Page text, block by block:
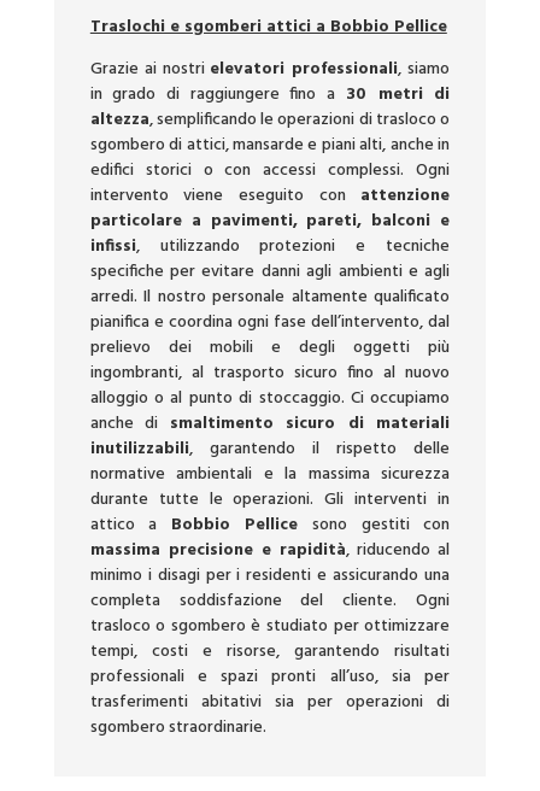
Traslochi e sgomberi attici a Bobbio Pellice
Grazie ai nostri elevatori professionali, siamo
in grado di raggiungere fino a 30 metri di
altezza, semplificando le operazioni di trasloco o
sgombero di attici, mansarde e piani alti, anche in
edifici storici o con accessi complessi. Ogni
intervento viene eseguito con attenzione
particolare a pavimenti, pareti, balconi e
infissi, utilizzando protezioni e tecniche
specifiche per evitare danni agli ambienti e agli
arredi. Il nostro personale altamente qualificato
pianifica e coordina ogni fase dell’intervento, dal
prelievo dei mobili e degli oggetti più
ingombranti, al trasporto sicuro fino al nuovo
alloggio o al punto di stoccaggio. Ci occupiamo
anche di smaltimento sicuro di materiali
inutilizzabili, garantendo il rispetto delle
normative ambientali e la massima sicurezza
durante tutte le operazioni. Gli interventi in
attico a Bobbio Pellicesono gestiti con
massima precisione e rapidità, riducendo al
minimo i disagi per i residenti e assicurando una
completa soddisfazione del cliente. Ogni
trasloco o sgombero è studiato per ottimizzare
tempi, costi e risorse, garantendo risultati
professionali e spazi pronti all’uso, sia per
trasferimenti abitativi sia per operazioni di
sgombero straordinarie.